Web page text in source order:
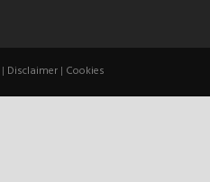
| Disclaimer | Cookies